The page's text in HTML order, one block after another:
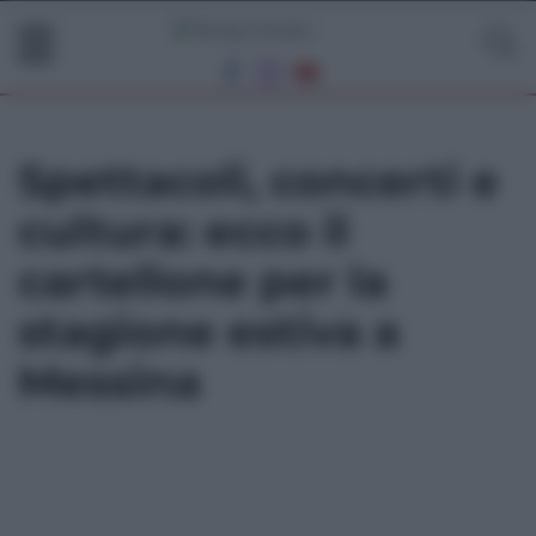
Spettacoli, concerti e
cultura: ecco il
cartellone per la
stagione estiva a
Messina